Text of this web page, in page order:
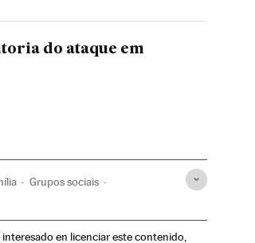
do ataque em
Grupos sociais
ódio América Preconceitos
interesado en licenciar este contenido,